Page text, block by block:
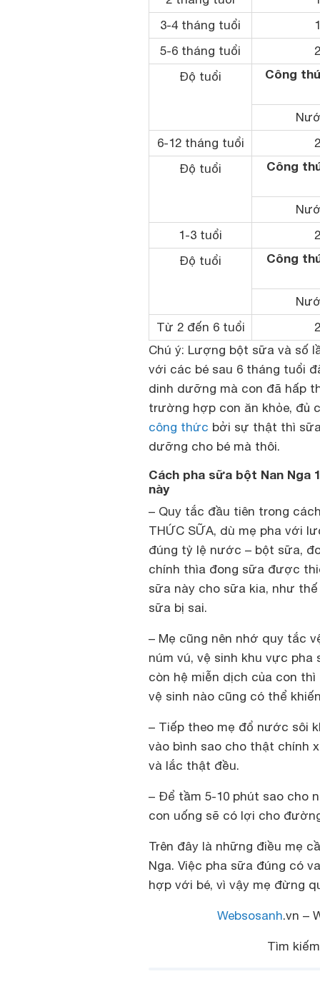
3-4 tháng tuổi
5-6 tháng tuổi
Độ tuổi
Công
6-12 tháng tuổi
Độ tuổi
Công
1-3 tuổi
Độ tuổi
Công
Từ 2 đến 6 tuổi
Chú ý: Lượng bột sữa và số
với các bé sau 6 tháng tuổi
dinh dưỡng mà con đã hấp
trường hợp con ăn khỏe, đủ
công thức bởi sự thật thì
dưỡng cho bé mà thôi.
Cách pha sữa bột Nan Nga
này
– Quy tắc đầu tiên trong
THỨC SỮA, dù mẹ pha với
đúng tỷ lệ nước – bột sữa,
chính thìa đong sữa được
sữa này cho sữa kia, như
sữa bị sai.
– Mẹ cũng nên nhớ quy tắc
núm vú, vệ sinh khu vực
còn hệ miễn dịch của con
vệ sinh nào cũng có thể
– Tiếp theo mẹ đổ nước sôi
vào bình sao cho thật chính
và lắc thật đều.
– Để tầm 5-10 phút sao cho
con uống sẽ có lợi cho
Trên đây là những điều mẹ
Nga. Việc pha sữa đúng có
hợp với bé, vì vậy mẹ đừng
Websosanh.vn –
Tìm